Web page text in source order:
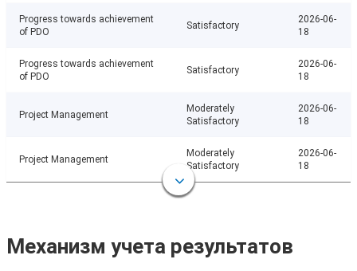
Progress towards achievement
of PDO
Satisfactory
2026-06-
18
Progress towards achievement
of PDO
Satisfactory
2026-06-
18
Project Management
Moderately
Satisfactory
2026-06-
18
Project Management
Moderately
Satisfactory
2026-06-
18
Механизм учета результатов